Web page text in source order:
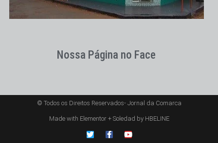
Nossa Página no Face
© Todos os Direitos Reservados- Jornal da Comarca
Made with Elementor + Soledad by HBELINE